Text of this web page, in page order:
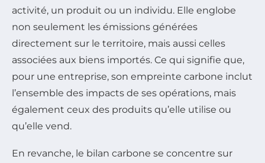
activité, un produit ou un individu. Elle englobe
non seulement les émissions générées
directement sur le territoire, mais aussi celles
associées aux biens importés. Ce qui signifie que,
pour une entreprise, son empreinte carbone inclut
l’ensemble des impacts de ses opérations, mais
également ceux des produits qu’elle utilise ou
qu’elle vend.
En revanche, le bilan carbone se concentre sur